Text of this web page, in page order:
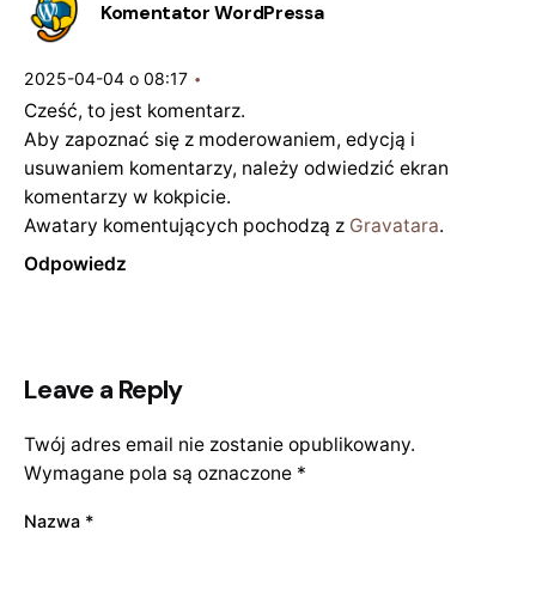
Komentator WordPressa
2025-04-04 o 08:17
Cześć, to jest komentarz.
Aby zapoznać się z moderowaniem, edycją i
usuwaniem komentarzy, należy odwiedzić ekran
komentarzy w kokpicie.
Awatary komentujących pochodzą z Gravatara.
Odpowiedz
Leave a Reply
Twój adres email nie zostanie opublikowany.
Wymagane pola są oznaczone *
Nazwa *